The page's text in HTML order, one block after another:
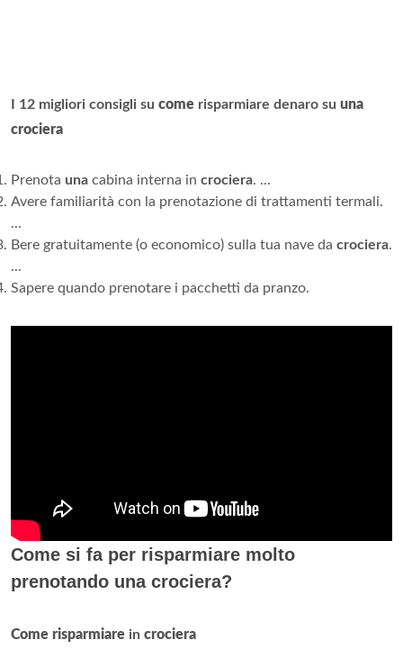
I 12 migliori consigli su come risparmiare denaro su una
crociera
Prenota una cabina interna in crociera. ...
Avere familiarità con la prenotazione di trattamenti termali.
...
Bere gratuitamente (o economico) sulla tua nave da crociera.
...
Sapere quando prenotare i pacchetti da pranzo.
Come si fa per risparmiare molto
prenotando una crociera?
Come risparmiare in crociera